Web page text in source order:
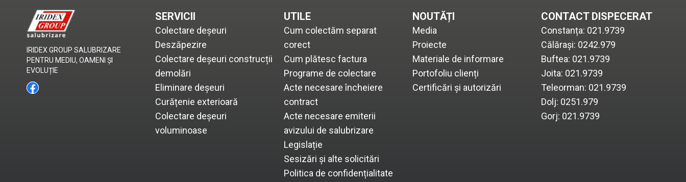
IRIDEX GROUP SALUBRIZARE
PENTRU MEDIU, OAMENI ȘI
EVOLUȚIE
SERVICII
Colectare deșeuri
Deszăpezire
Colectare deșeuri construcții
demolări
Eliminare deșeuri
Curățenie exterioară
Colectare deșeuri
voluminoase
UTILE
Cum colectăm separat
corect
Cum plătesc factura
Programe de colectare
Acte necesare încheiere
contract
Acte necesare emiterii
avizului de salubrizare
Legislație
Sesizări și alte solicitări
Politica de confidențialitate
NOUTĂȚI
Media
Proiecte
Materiale de informare
Portofoliu clienți
Certificări și autorizări
CONTACT DISPECERAT
Constanța: 021.9739
Călărași: 0242.979
Buftea: 021.9739
Joita: 021.9739
Teleorman: 021.9739
Dolj: 0251.979
Gorj: 021.9739